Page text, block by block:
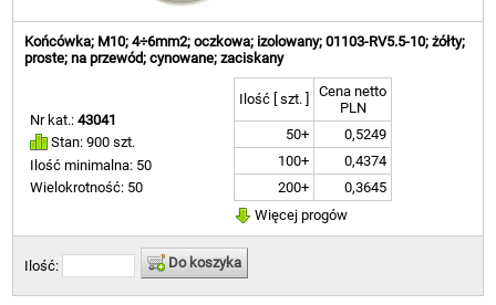
Końcówka; M10; 4÷6mm2; oczkowa; izolowany; 01103-RV5.5-10; żółty;
proste; na przewód; cynowane; zaciskany
Nr kat.:43041
Stan: 900 szt.
Ilość minimalna: 50
Wielokrotność: 50
Ilość [ szt. ]
Cena netto
PLN
50+
0,5249
100+
0,4374
200+
0,3645
Więcej progów
Ilość: Do koszyka